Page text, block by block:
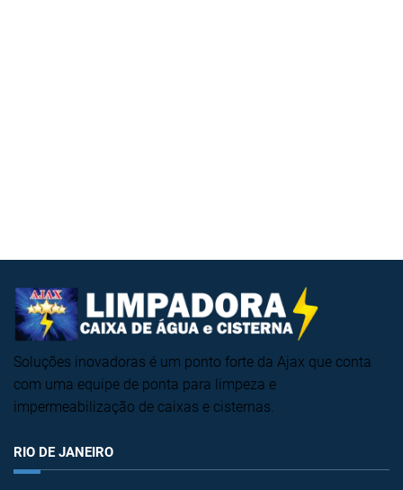
Soluções inovadoras é um ponto forte da Ajax que conta
com uma equipe de ponta para limpeza e
impermeabilização de caixas e cisternas.
RIO DE JANEIRO